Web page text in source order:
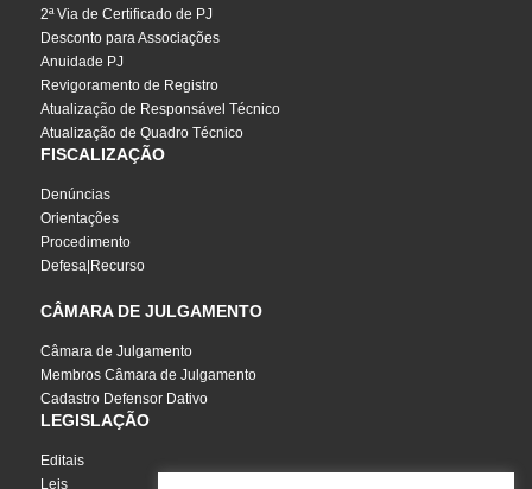
2ª Via de Certificado de PJ
Desconto para Associações
Anuidade PJ
Revigoramento de Registro
Atualização de Responsável Técnico
Atualização de Quadro Técnico
FISCALIZAÇÃO
Denúncias
Orientações
Procedimento
Defesa|Recurso
CÂMARA DE JULGAMENTO
Câmara de Julgamento
Membros Câmara de Julgamento
Cadastro Defensor Dativo
LEGISLAÇÃO
Editais
Leis